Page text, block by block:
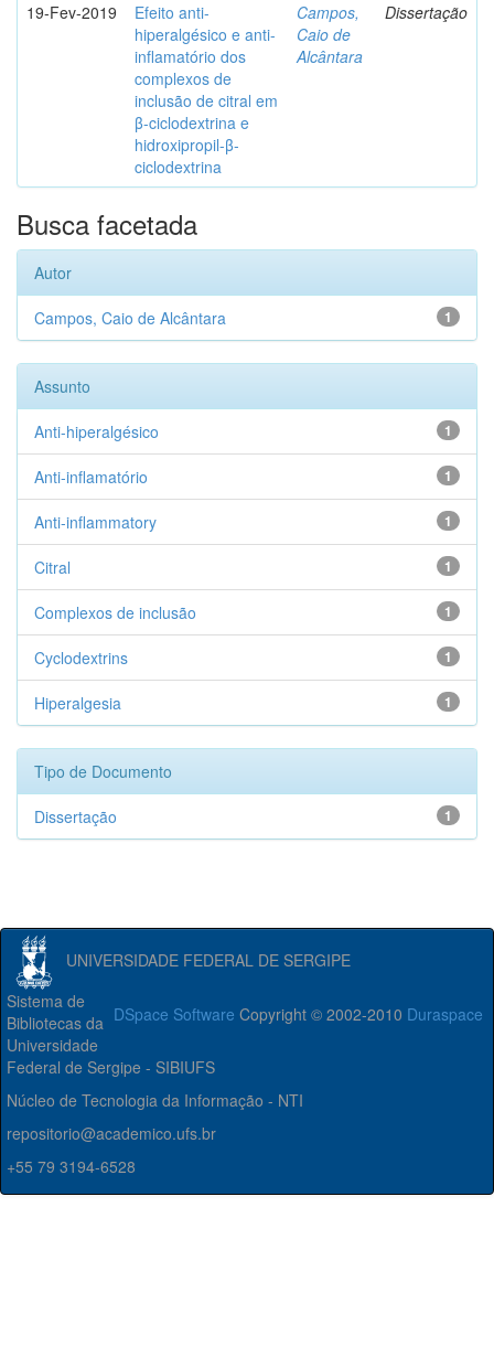
19-Fev-2019
Efeito anti-
hiperalgésico e anti-
inflamatório dos
complexos de
inclusão de citral em
β-ciclodextrina e
hidroxipropil-β-
ciclodextrina
Campos,
Caio de
Alcântara
Dissertação
Busca facetada
Autor
1
Campos, Caio de Alcântara
Assunto
1
Anti-hiperalgésico
1
Anti-inflamatório
1
Anti-inflammatory
1
Citral
1
Complexos de inclusão
1
Cyclodextrins
1
Hiperalgesia
Tipo de Documento
1
Dissertação
UNIVERSIDADE FEDERAL DE SERGIPE
DSpace Software Copyright © 2002-2010 Duraspace
Sistema de
Bibliotecas da
Universidade
Federal de Sergipe - SIBIUFS
Núcleo de Tecnologia da Informação - NTI
repositorio@academico.ufs.br
+55 79 3194-6528